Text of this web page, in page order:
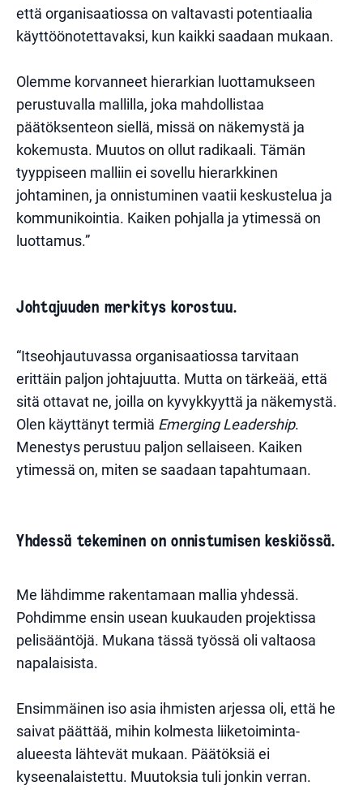
että organisaatiossa on valtavasti potentiaalia
käyttöönotettavaksi, kun kaikki saadaan mukaan.
Olemme korvanneet hierarkian luottamukseen
perustuvalla mallilla, joka mahdollistaa
päätöksenteon siellä, missä on näkemystä ja
kokemusta. Muutos on ollut radikaali. Tämän
tyyppiseen malliin ei sovellu hierarkkinen
johtaminen, ja onnistuminen vaatii keskustelua ja
kommunikointia. Kaiken pohjalla ja ytimessä on
luottamus.”
Johtajuuden merkitys korostuu.
“Itseohjautuvassa organisaatiossa tarvitaan
erittäin paljon johtajuutta. Mutta on tärkeää, että
sitä ottavat ne, joilla on kyvykkyyttä ja näkemystä.
Olen käyttänyt termiä Emerging Leadership.
Menestys perustuu paljon sellaiseen. Kaiken
ytimessä on, miten se saadaan tapahtumaan.
Yhdessä tekeminen on onnistumisen keskiössä.
Me lähdimme rakentamaan mallia yhdessä.
Pohdimme ensin usean kuukauden projektissa
pelisääntöjä. Mukana tässä työssä oli valtaosa
napalaisista.
Ensimmäinen iso asia ihmisten arjessa oli, että he
saivat päättää, mihin kolmesta liiketoiminta-
alueesta lähtevät mukaan. Päätöksiä ei
kyseenalaistettu. Muutoksia tuli jonkin verran.